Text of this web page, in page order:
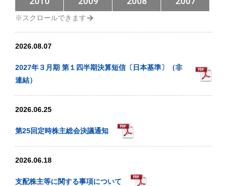
2026.08.07
2027年３月期 第１四半期決算短信〔日本基準〕（非
連結）
2026.06.25
第25回定時株主総会決議通知
2026.06.18
支配株主等に関する事項について